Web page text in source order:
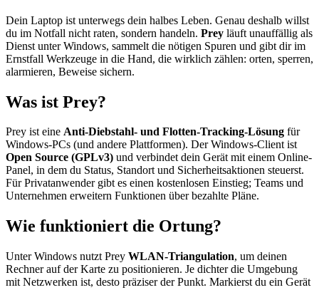
Dein Laptop ist unterwegs dein halbes Leben. Genau deshalb willst
du im Notfall nicht raten, sondern handeln. Prey läuft unauffällig als
Dienst unter Windows, sammelt die nötigen Spuren und gibt dir im
Ernstfall Werkzeuge in die Hand, die wirklich zählen: orten, sperren,
alarmieren, Beweise sichern.
Was ist Prey?
Prey ist eine Anti-Diebstahl- und Flotten-Tracking-Lösung für
Windows-PCs (und andere Plattformen). Der Windows-Client ist
Open Source (GPLv3) und verbindet dein Gerät mit einem Online-
Panel, in dem du Status, Standort und Sicherheitsaktionen steuerst.
Für Privatanwender gibt es einen kostenlosen Einstieg; Teams und
Unternehmen erweitern Funktionen über bezahlte Pläne.
Wie funktioniert die Ortung?
Unter Windows nutzt Prey WLAN-Triangulation, um deinen
Rechner auf der Karte zu positionieren. Je dichter die Umgebung
mit Netzwerken ist, desto präziser der Punkt. Markierst du ein Gerät